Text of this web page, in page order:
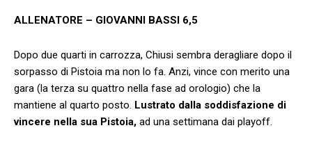
ALLENATORE – GIOVANNI BASSI 6,5
Dopo due quarti in carrozza, Chiusi sembra deragliare dopo il
sorpasso di Pistoia ma non lo fa. Anzi, vince con merito una
gara (la terza su quattro nella fase ad orologio) che la
mantiene al quarto posto. Lustrato dalla soddisfazione di
vincere nella sua Pistoia, ad una settimana dai playoff.